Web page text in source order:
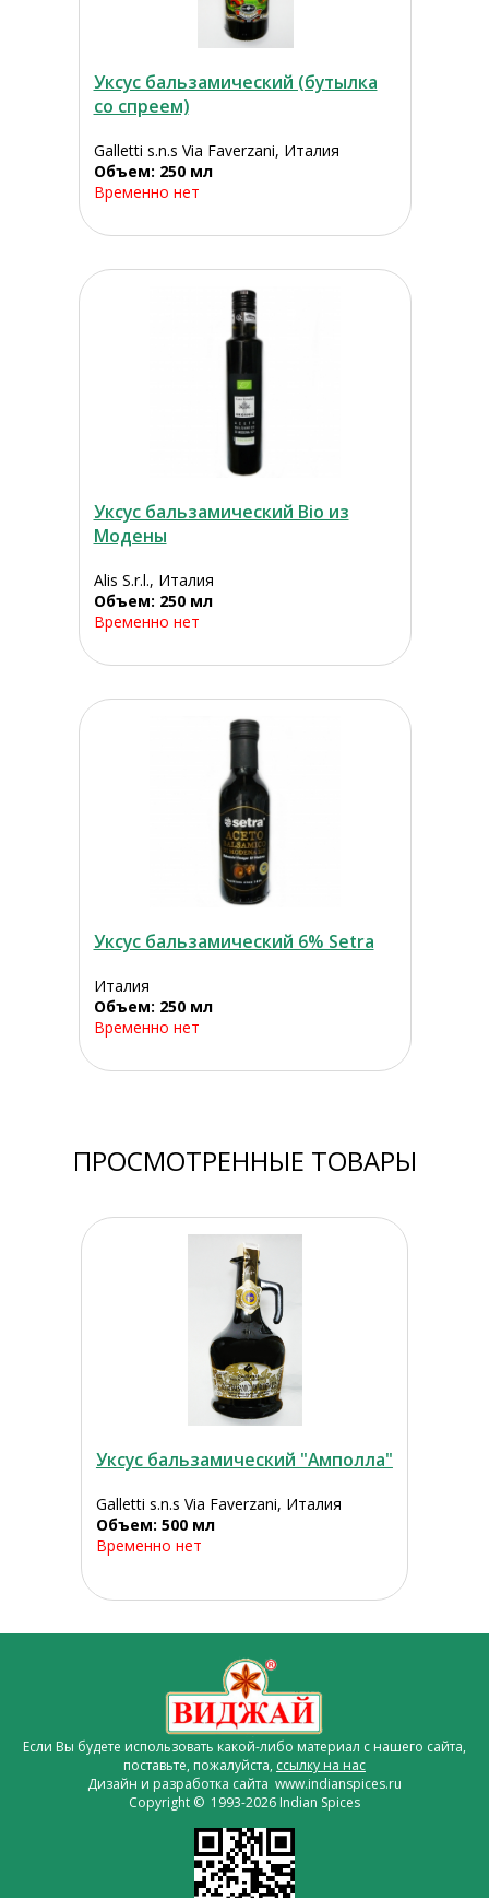
Уксус бальзамический (бутылка
со спреем)
Galletti s.n.s Via Faverzani, Италия
Объем: 250 мл
Временно нет
Уксус бальзамический Bio из
Модены
Alis S.r.l., Италия
Объем: 250 мл
Временно нет
Уксус бальзамический 6% Setra
Италия
Объем: 250 мл
Временно нет
ПРОСМОТРЕННЫЕ ТОВАРЫ
Уксус бальзамический "Амполла"
Galletti s.n.s Via Faverzani, Италия
Объем: 500 мл
Временно нет
Если Вы будете использовать какой-либо материал с нашего сайта,
поставьте, пожалуйста, ссылку на нас
Дизайн и разработка сайта www.indianspices.ru
Copyright © 1993-2026 Indian Spices